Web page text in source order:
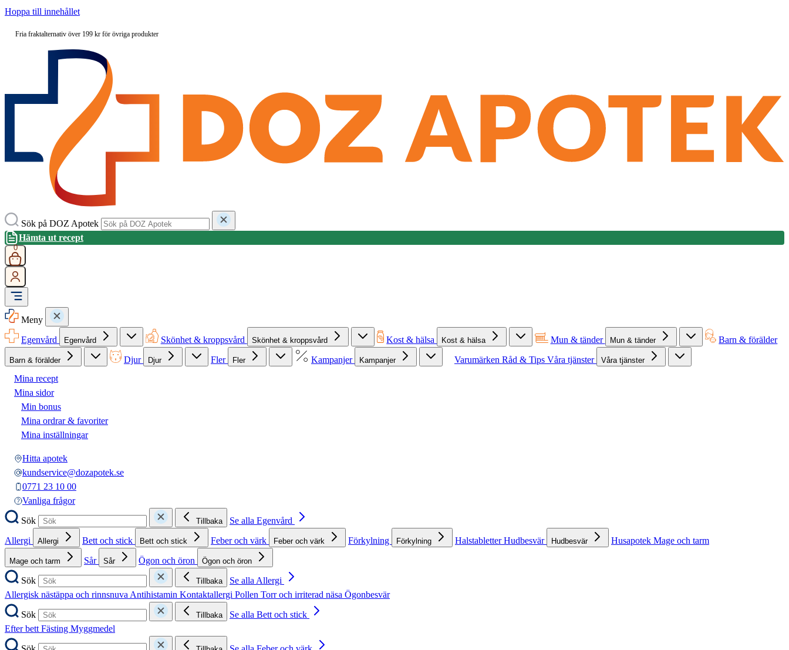
Hoppa till innehållet
Fria fraktalternativ över 199 kr för övriga produkter
Sök på DOZ Apotek
Hämta ut recept
0
Meny
Egenvård
Egenvård Skönhet & kroppsvård Skönhet & kroppsvård Kost & hälsa Kost & hälsa Mun & tänder Mun & tänder Barn & förälder
Barn & förälder Djur Djur Fler Fler Kampanjer Kampanjer Varumärken Råd & Tips Våra tjänster Våra tjänster
Mina recept
Mina sidor
Min bonus
Mina ordrar & favoriter
Mina inställningar
Hitta apotek
kundservice@dozapotek.se
0771 23 10 00
Vanliga frågor
Sök
Tillbaka
Se alla Egenvård
Allergi
Allergi Bett och stick Bett och stick Feber och värk Feber och värk Förkylning Förkylning HalstabletterHudbesvär Hudbesvär Husapotek Mage och tarm
Mage och tarm Sår Sår Ögon och öron Ögon och öron
Sök Tillbaka
Se alla Allergi
Allergisk nästäppa och rinnsnuva Antihistamin Kontaktallergi Pollen Torr och irriterad näsa Ögonbesvär
Sök
Tillbaka
Se alla Bett och stick
Efter bett Fästing Myggmedel